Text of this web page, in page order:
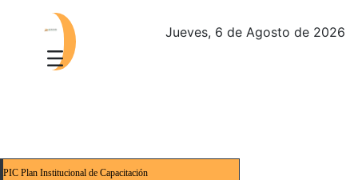
Jueves, 6 de Agosto de 2026
PIC Plan Institucional de Capacitación